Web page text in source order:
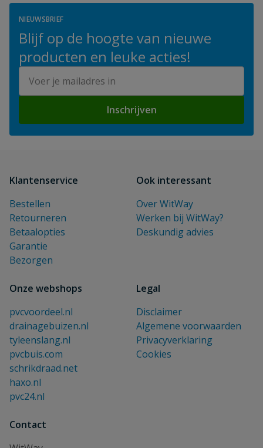
NIEUWSBRIEF
Blijf op de hoogte van nieuwe
producten en leuke acties!
Inschrijven
Klantenservice
Bestellen
Retourneren
Betaalopties
Garantie
Bezorgen
Ook interessant
Over WitWay
Werken bij WitWay?
Deskundig advies
Onze webshops
pvcvoordeel.nl
drainagebuizen.nl
tyleenslang.nl
pvcbuis.com
schrikdraad.net
haxo.nl
pvc24.nl
Legal
Disclaimer
Algemene voorwaarden
Privacyverklaring
Cookies
Contact